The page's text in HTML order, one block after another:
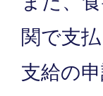
関で支
支給の